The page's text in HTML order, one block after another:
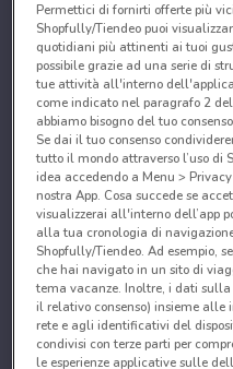
Permettici di fornirti offerte più
Shopfully/Tiendeo puoi
quotidiani più attinenti ai tuoi
possibile grazie ad una serie di
tue attività all'interno
come indicato nel paragrafo 2
abbiamo bisogno del tuo
Se dai il tuo consenso
tutto il mondo attraverso l’uso di
idea accedendo a Menu >
nostra App. Cosa succede se
visualizzerai all'interno dell’app
alla tua cronologia di
Shopfully/Tiendeo. Ad esempio,
che hai navigato in un sito di
tema vacanze. Inoltre, i dati
il relativo consenso) insieme alle
rete e agli identificativi del
condivisi con terze parti per
le esperienze applicative sulle